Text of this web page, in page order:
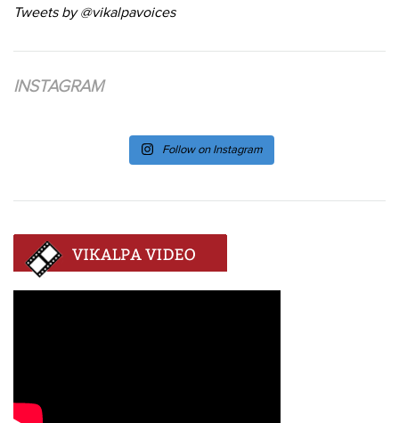
Tweets by @vikalpavoices
INSTAGRAM
Follow on Instagram